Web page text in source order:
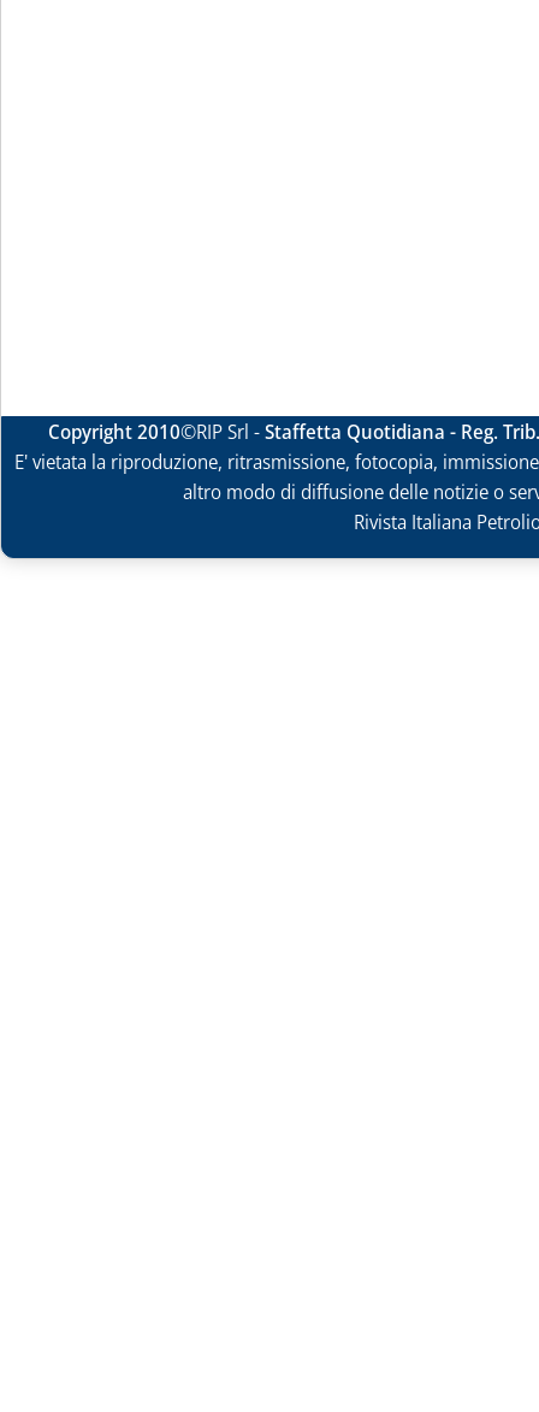
Copyright 2010©RIP Srl -Staffetta Quotidiana - Reg.
E' vietata la riproduzione, ritrasmissione, fotocopia,
altro modo di diffusione delle notizie o
Rivista Italiana